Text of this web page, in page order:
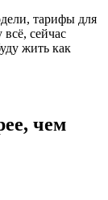
тарифы для
сейчас
жить как
чем